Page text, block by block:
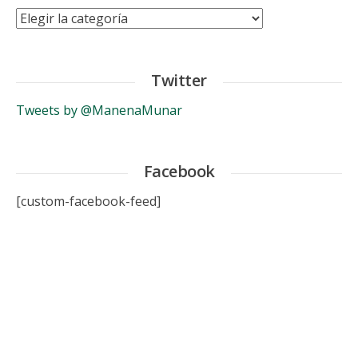
Categorías
Twitter
Tweets by @ManenaMunar
Facebook
[custom-facebook-feed]